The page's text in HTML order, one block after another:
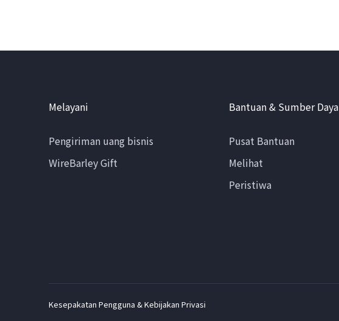
Melayani
Pengiriman uang bisnis
WireBarley Gift
Bantuan & Sumber Daya
Pusat Bantuan
Melihat
Peristiwa
Kesepakatan Pengguna & Kebijakan Privasi